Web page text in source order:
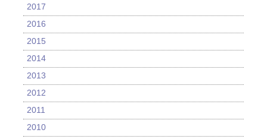
2017
2016
2015
2014
2013
2012
2011
2010